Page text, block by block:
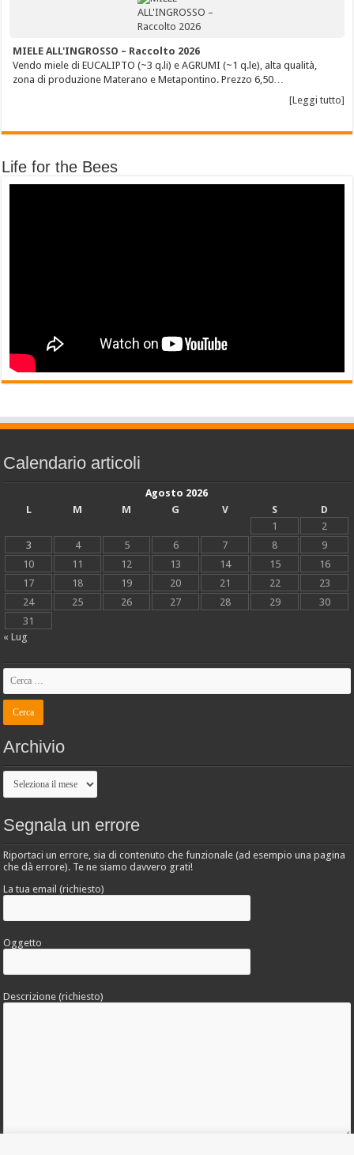
MIELE ALL'INGROSSO – Raccolto 2026
Vendo miele di EUCALIPTO (~3 q.li) e AGRUMI (~1 q.le), alta qualità,
zona di produzione Materano e Metapontino. Prezzo 6,50…
[Leggi tutto]
Life for the Bees
Calendario articoli
Agosto 2026
L
M M G V S
D
1
2
3
4 5 6 7 8
9
10
11 12 13 14 15
16
17
18 19 20 21 22
23
24
25 26 27 28 29
30
31
« Lug
Archivio
Archivio
Segnala un errore
Riportaci un errore, sia di contenuto che funzionale (ad esempio una pagina
che dà errore). Te ne siamo davvero grati!
La tua email (richiesto)
Oggetto
Descrizione (richiesto)